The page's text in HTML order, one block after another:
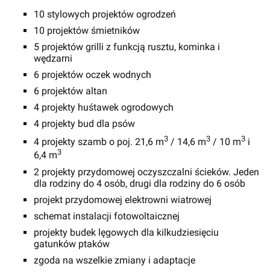
10 stylowych projektów ogrodzeń
10 projektów śmietników
5 projektów grilli z funkcją rusztu, kominka i
wędzarni
6 projektów oczek wodnych
6 projektów altan
4 projekty huśtawek ogrodowych
4 projekty bud dla psów
4 projekty szamb o poj. 21,6 m3 / 14,6 m3 / 10 m3 i
6,4 m3
2 projekty przydomowej oczyszczalni ścieków. Jeden
dla rodziny do 4 osób, drugi dla rodziny do 6 osób
projekt przydomowej elektrowni wiatrowej
schemat instalacji fotowoltaicznej
projekty budek lęgowych dla kilkudziesięciu
gatunków ptaków
zgoda na wszelkie zmiany i adaptacje